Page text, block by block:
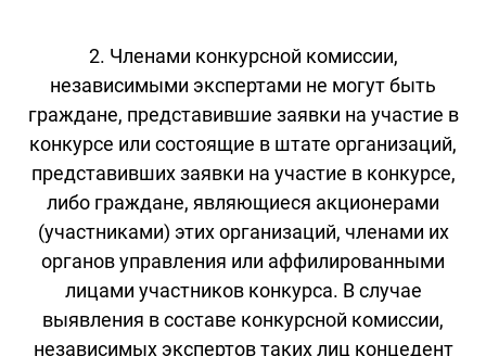
2. Членами конкурсной комиссии,
независимыми экспертами не могут быть
граждане, представившие заявки на участие в
конкурсе или состоящие в штате организаций,
представивших заявки на участие в конкурсе,
либо граждане, являющиеся акционерами
(участниками) этих организаций, членами их
органов управления или аффилированными
лицами участников конкурса. В случае
выявления в составе конкурсной комиссии,
независимых экспертов таких лиц концедент